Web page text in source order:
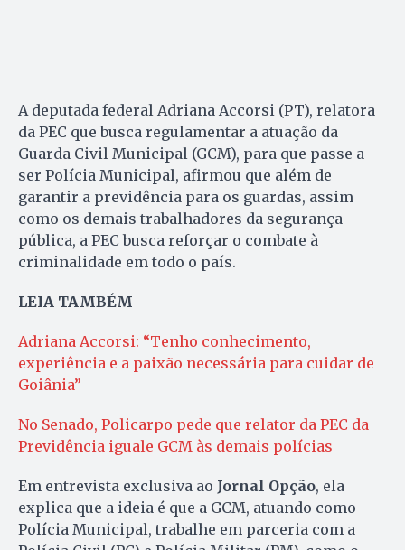
A deputada federal Adriana Accorsi (PT), relatora
da PEC que busca regulamentar a atuação da
Guarda Civil Municipal (GCM), para que passe a
ser Polícia Municipal, afirmou que além de
garantir a previdência para os guardas, assim
como os demais trabalhadores da segurança
pública, a PEC busca reforçar o combate à
criminalidade em todo o país.
LEIA TAMBÉM
Adriana Accorsi: “Tenho conhecimento,
experiência e a paixão necessária para cuidar de
Goiânia”
No Senado, Policarpo pede que relator da PEC da
Previdência iguale GCM às demais polícias
Em entrevista exclusiva ao Jornal Opção, ela
explica que a ideia é que a GCM, atuando como
Polícia Municipal, trabalhe em parceria com a